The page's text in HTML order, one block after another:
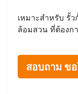
เหมาะสำหรับ รั้
ล้อมสวน ที่ต้องก
สอบถาม ข